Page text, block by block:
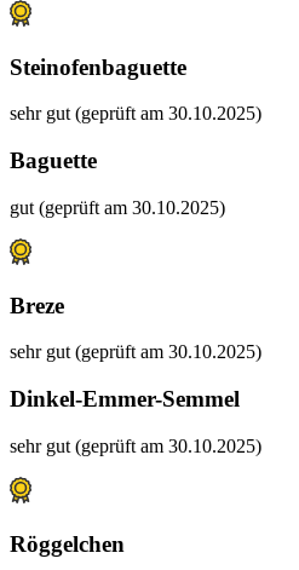
Steinofenbaguette
sehr gut (geprüft am 30.10.2025)
Baguette
gut (geprüft am 30.10.2025)
Breze
sehr gut (geprüft am 30.10.2025)
Dinkel-Emmer-Semmel
sehr gut (geprüft am 30.10.2025)
Röggelchen